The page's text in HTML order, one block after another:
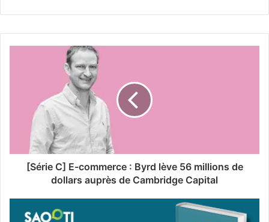
[Série C] E-commerce : Byrd lève 56 millions de
dollars auprès de Cambridge Capital